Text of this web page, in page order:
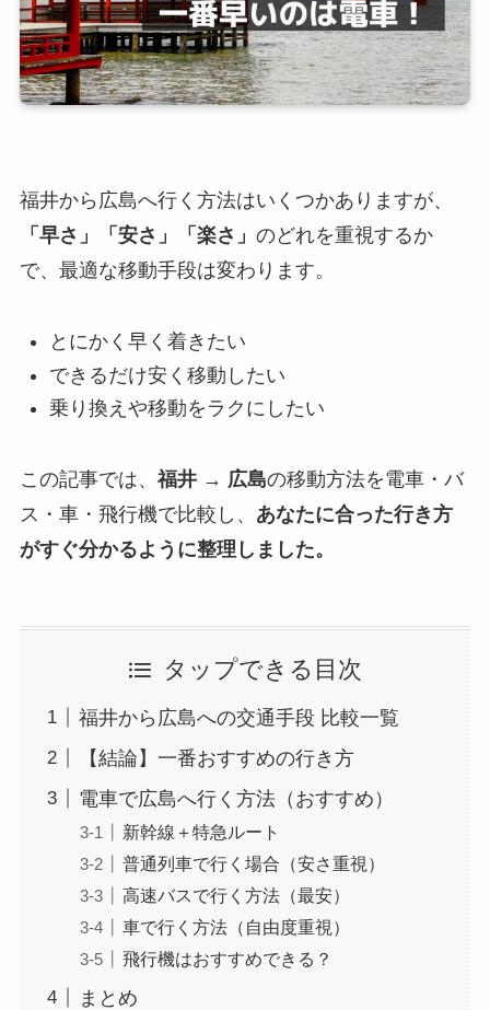
福井から広島へ行く方法はいくつかありますが、
「早さ」「安さ」「楽さ」 のどれを重視するか
で、最適な移動手段は変わります。
とにかく早く着きたい
できるだけ安く移動したい
乗り換えや移動をラクにしたい
この記事では、 福井 → 広島の移動方法を電車・バ
ス・車・飛行機で比較し、 あなたに合った行き方
がすぐ分かるように整理しました。
タップできる目次
福井から広島への交通手段 比較一覧
【結論】一番おすすめの行き方
電車で広島へ行く方法（おすすめ）
新幹線＋特急ルート
普通列車で行く場合（安さ重視）
高速バスで行く方法（最安）
車で行く方法（自由度重視）
飛行機はおすすめできる？
まとめ